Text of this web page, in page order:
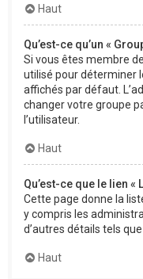
Haut
Qu’est-ce qu’un «
Si vous êtes membre
utilisé pour déterminer
affichés par défaut.
changer votre groupe
l’utilisateur.
Haut
Qu’est-ce que le lien «
Cette page donne la
y compris les
d’autres détails tels
Haut